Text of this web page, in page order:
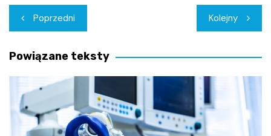
Nawigacja
wpisu
Poprzedni Kolejny
Powiązane teksty